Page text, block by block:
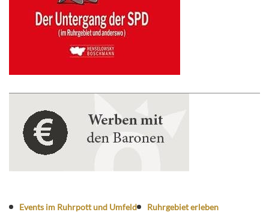
Events im Ruhrpott und Umfeld Ruhrgebiet erleben